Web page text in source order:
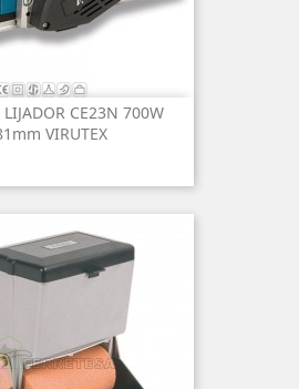
LIJADOR CE23N 700W
VIRUTEX